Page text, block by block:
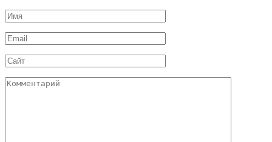
Имя
*
Email
*
Сайт
Комментарий